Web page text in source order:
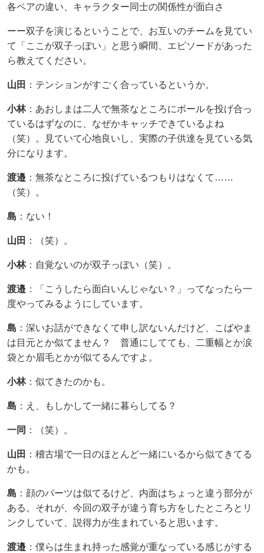
各ペアの違い、キャラクター同士の関係性が面白さ
ーー双子を演じるということで、お互いのチームを見てい
て「ここが双子っぽい」と思う瞬間、エピソードがあった
ら教えてください。
山田 ：テンションがすごく合っているというか。
小林：あおしまは二人で無茶なところにボールを投げ合っ
ているはずなのに、なぜかキャッチできているよね
（笑）。見ていて心地良いし、実際の子供達を見ている気
分になります。
渡邉​ ：無茶なところに投げているつもりはなくて……
（笑）。
島 ：ない！
山田 ：（笑）。
小林：自覚ないのが双子っぽい（笑）。
渡邉​ ：「こうしたら面白いんじゃない？」ってなったら一
度やってみるようにしています。
島 ：深いお話ができなくて申し訳ないんだけど、こばやま
は目元とか似てません？ 普通にしてても、二重幅とか涙
袋とか眉毛とかが似てるんですよ。
小林：似てきたのかも。
島 ：え、もしかして一緒に暮らしてる？
一同 ：（笑）。
山田 ：稽古場で一日のほとんど一緒にいるから似てきてる
かも。
島 ：顔のパーツは似てるけど、内面はちょっと違う部分が
ある。それが、今回の双子が違う育ち方をしたところとリ
ンクしていて、説得力が生まれていると思います。
渡邉​ ：僕らは生まれ持った感覚が重なっている感じがする